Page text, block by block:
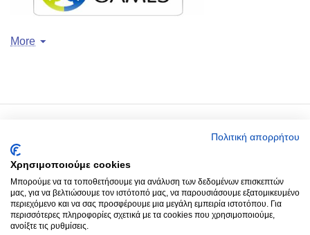
More
Around you
Παραγγελίες
Πολιτική απορρήτου
Χρησιμοποιούμε cookies
Μπορούμε να τα τοποθετήσουμε για ανάλυση των δεδομένων επισκεπτών
μας, για να βελτιώσουμε τον ιστότοπό μας, να παρουσιάσουμε εξατομικευμένο
περιεχόμενο και να σας προσφέρουμε μια μεγάλη εμπειρία ιστοτόπου. Για
περισσότερες πληροφορίες σχετικά με τα cookies που χρησιμοποιούμε,
ανοίξτε τις ρυθμίσεις.